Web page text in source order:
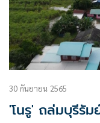
30 กันยายน 2565
'โนรู' ถล่มบุรีรัม